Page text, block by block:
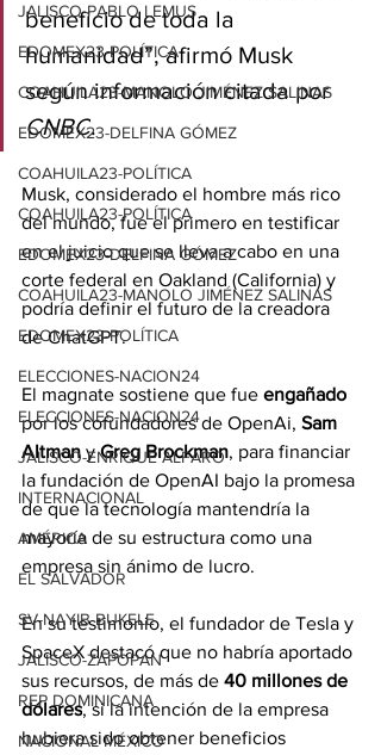
JALISCO-PABLO LEMUS
EDOMEX23-POLÍTICA
COAHUILA23-MANOLO JIMÉNEZ SALINAS
EDOMEX23-DELFINA GÓMEZ
COAHUILA23-POLÍTICA
COAHUILA23-POLÍTICA
EDOMEX23-DELFINA GÓMEZ
COAHUILA23-MANOLO JIMÉNEZ SALINAS
EDOMEX23-POLÍTICA
ELECCIONES-NACION24
ELECCIONES-NACION24
JALISCO-ENRIQUE ALFARO
INTERNACIONAL
AMÉRICA
EL SALVADOR
SV-NAYIB BUKELE
JALISCO-ZAPOPAN
REP DOMINICANA
NACIONAL MÉXICO
beneficio de toda la
humanidad”, afirmó Musk
según información citada por
CNBC.
Musk, considerado el hombre más rico
del mundo, fue el primero en testificar
en el juicio que se lleva a cabo en una
corte federal en Oakland (California) y
podría definir el futuro de la creadora
de ChatGPT.
El magnate sostiene que fue engañado
por los cofundadores de OpenAi, Sam
Altman y Greg Brockman, para financiar
la fundación de OpenAI bajo la promesa
de que la tecnología mantendría la
mayoría de su estructura como una
empresa sin ánimo de lucro.
En su testimonio, el fundador de Tesla y
SpaceX destacó que no habría aportado
sus recursos, de más de 40 millones de
dólares, si la intención de la empresa
hubiera sido obtener beneficios